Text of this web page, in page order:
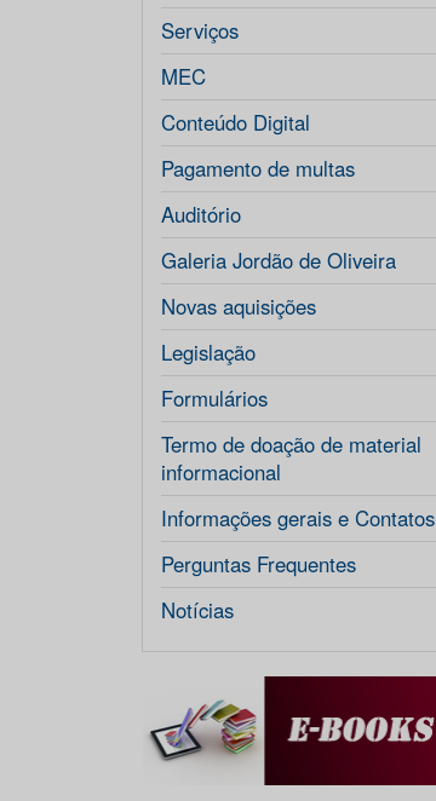
Serviços
MEC
Conteúdo Digital
Pagamento de multas
Auditório
Galeria Jordão de Oliveira
Novas aquisições
Legislação
Formulários
Termo de doação de material
informacional
Informações gerais e Contatos
Perguntas Frequentes
Notícias